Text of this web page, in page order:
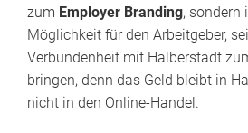
zum Employer Branding, sondern
Möglichkeit für den Arbeitgeber,
Verbundenheit mit Halberstadt
bringen, denn das Geld bleibt in
nicht in den Online-Handel.